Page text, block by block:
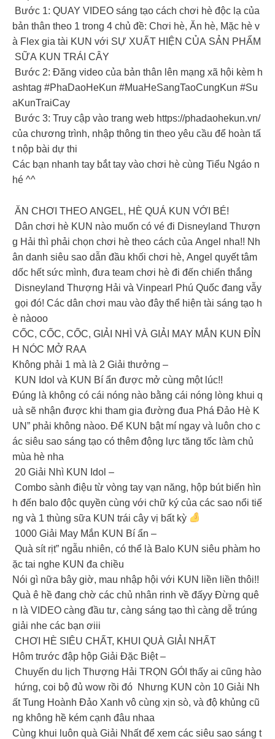
Bước 1: QUAY VIDEO sáng tạo cách chơi hè độc lạ của
bản thân theo 1 trong 4 chủ đề: Chơi hè, Ăn hè, Mặc hè v
à Flex gia tài KUN với SỰ XUẤT HIỆN CỦA SẢN PHẨM
SỮA KUN TRÁI CÂY
Bước 2: Đăng video của bản thân lên mạng xã hội kèm h
ashtag #PhaDaoHeKun #MuaHeSangTaoCungKun #Su
aKunTraiCay
Bước 3: Truy cập vào trang web https://phadaohekun.vn/
của chương trình, nhập thông tin theo yêu cầu để hoàn tấ
t nộp bài dự thi
Các bạn nhanh tay bắt tay vào chơi hè cùng Tiểu Ngáo n
hé ^^
ĂN CHƠI THEO ANGEL, HÈ QUÁ KUN VỚI BÉ!
️ Dân chơi hè KUN nào muốn có vé đi Disneyland Thượn
g Hải thì phải chọn chơi hè theo cách của Angel nha!! Nh
ân danh siêu sao dẫn đầu khối chơi hè, Angel quyết tâm
dốc hết sức mình, đưa team chơi hè đi đến chiến thắng
Disneyland Thượng Hải và Vinpearl Phú Quốc đang vẫy
gọi đó! Các dân chơi mau vào đây thể hiện tài sáng tạo h
è nàooo
CỐC, CỐC, CỐC, GIẢI NHÌ VÀ GIẢI MAY MẮN KUN ĐỈN
H NÓC MỞ RAA
Không phải 1 mà là 2 Giải thưởng –
KUN Idol và KUN Bí ẩn được mở cùng một lúc!!
Đúng là không có cái nóng nào bằng cái nóng lòng khui q
uà sẽ nhận được khi tham gia đường đua Phá Đảo Hè K
UN” phải không nàoo. Để KUN bật mí ngay và luôn cho c
ác siêu sao sáng tạo có thêm động lực tăng tốc làm chủ
mùa hè nha
20 Giải Nhì KUN Idol –
Combo sành điệu từ vòng tay vạn năng, hộp bút biến hìn
h đến balo độc quyền cùng với chữ ký của các sao nổi tiế
ng và 1 thùng sữa KUN trái cây vị bất kỳ
1000 Giải May Mắn KUN Bí ẩn –
Quà sít rịt” ngẫu nhiên, có thể là Balo KUN siêu phàm ho
ặc tai nghe KUN đa chiều
Nói gì nữa bây giờ, mau nhập hội với KUN liền liền thôi!!
Quà ê hề đang chờ các chủ nhân rinh về đấyy Đừng quê
n là VIDEO càng đầu tư, càng sáng tạo thì càng dễ trúng
giải nhe các bạn ơiii
CHƠI HÈ SIÊU CHẤT, KHUI QUÀ GIẢI NHẤT
Hôm trước đập hộp Giải Đặc Biệt –
Chuyến du lịch Thượng Hải TRỌN GÓI thấy ai cũng hào
hứng, coi bộ đủ wow rồi đó Nhưng KUN còn 10 Giải Nh
ất Tung Hoành Đảo Xanh vô cùng xịn sò, và độ khủng cũ
ng không hề kém cạnh đâu nhaa
Cùng khui luôn quà Giải Nhất để xem các siêu sao sáng t